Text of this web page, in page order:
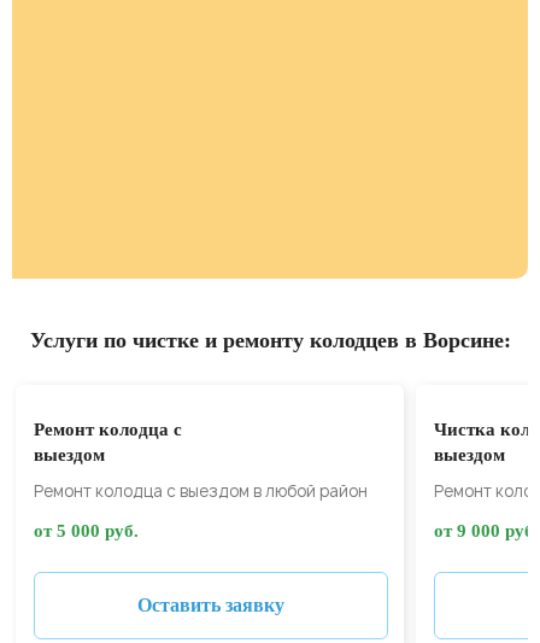
Услуги по чистке и ремонту колодцев в Ворсине:
Ремонт колодца с
выездом
Ремонт колодца с выездом в любой район
от 5 000 руб.
Оставить заявку
Чистка
выездом
Ремонт
от 9 000 руб.